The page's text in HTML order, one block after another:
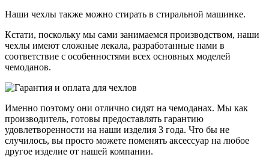
Наши чехлы также можно стирать в стиральной машинке.
Кстати, поскольку мы сами занимаемся производством, наши
чехлы имеют сложные лекала, разработанные нами в
соответствие с особенностями всех основных моделей
чемоданов.
Именно поэтому они отлично сидят на чемоданах. Мы как
производитель, готовы предоставлять гарантию
удовлетворенности на наши изделия 3 года. Что бы не
случилось, вы просто можете поменять аксессуар на любое
другое изделие от нашей компании.